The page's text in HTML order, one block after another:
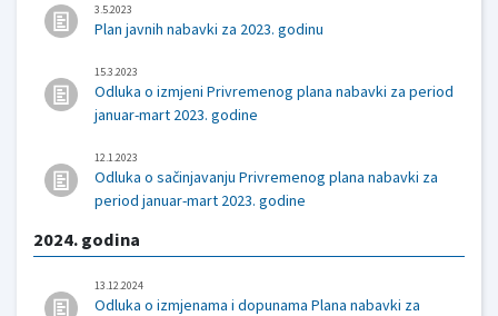
3.5.2023
Plan javnih nabavki za 2023. godinu
15.3.2023
Odluka o izmjeni Privremenog plana nabavki za period
januar-mart 2023. godine
12.1.2023
Odluka o sačinjavanju Privremenog plana nabavki za
period januar-mart 2023. godine
2024. godina
13.12.2024
Odluka o izmjenama i dopunama Plana nabavki za